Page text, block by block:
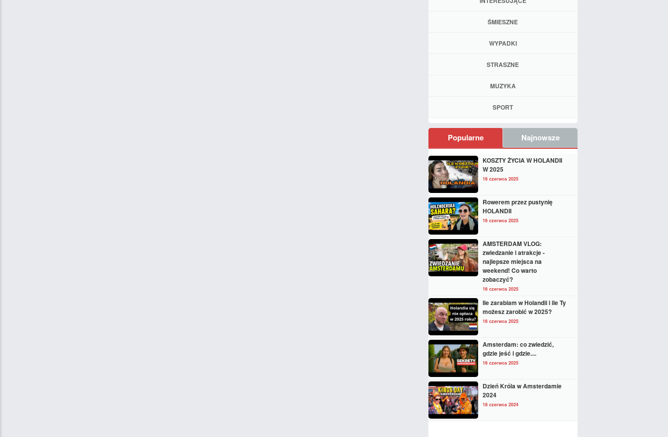
ŚMIESZNE
WYPADKI
STRASZNE
MUZYKA
SPORT
Popularne Najnowsze
KOSZTY ŻYCIA W HOLANDII
W 2025
16 czerwca 2025
Rowerem przez pustynię
HOLANDII
16 czerwca 2025
AMSTERDAM VLOG:
zwiedzanie i atrakcje -
najlepsze miejsca na
weekend! Co warto
zobaczyć?
16 czerwca 2025
Ile zarabiam w Holandii i ile Ty
możesz zarobić w 2025?
16 czerwca 2025
Amsterdam: co zwiedzić,
gdzie jeść i gdzie....
16 czerwca 2025
Dzień Króla w Amsterdamie
2024
18 czerwca 2024